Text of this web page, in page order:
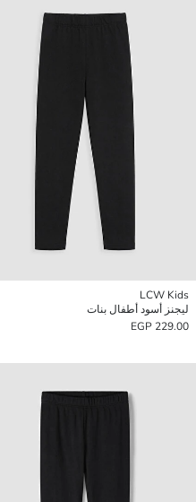
LCW Kids
ليجنز أسود أطفال بنات
229.00 EGP